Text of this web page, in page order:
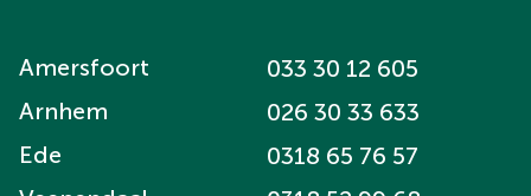
Amersfoort
033 30 12 605
Arnhem
026 30 33 633
Ede
0318 65 76 57